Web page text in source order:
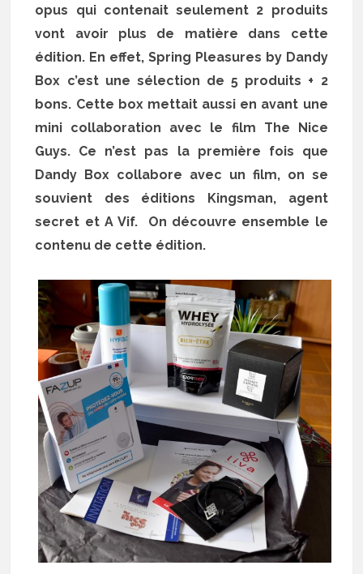
opus qui contenait seulement 2 produits
vont avoir plus de matière dans cette
édition. En effet, Spring Pleasures by Dandy
Box c’est une sélection de 5 produits + 2
bons. Cette box mettait aussi en avant une
mini collaboration avec le film The Nice
Guys. Ce n’est pas la première fois que
Dandy Box collabore avec un film, on se
souvient des éditions Kingsman, agent
secret et A Vif. On découvre ensemble le
contenu de cette édition.